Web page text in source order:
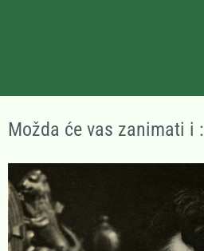
Možda će vas zanimati i :